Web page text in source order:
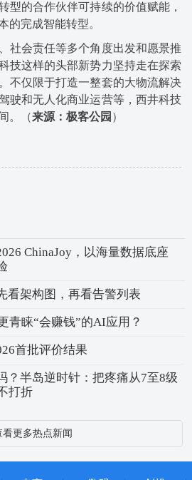
型的合作伙伴可持续的价值赋能，
的完成智能转型。
社会责任等多个角度出发和愿景推
技这样的头部新势力坚持走在探索
不仅限于打造一整套的大物流解决
驶和无人化商业运营等，西井科技
。（来源：极客公园 ）
ChinaJoy，以海量数据底座
架构图，再看告警列表
青睐“会赚钱”的AI应用？
首批评价结果
？半岛逆时针：把疼痛从7至8级
打折
看更多热点新闻